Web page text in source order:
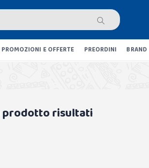
PROMOZIONI E OFFERTE PREORDINI BRAND
prodotto risultati